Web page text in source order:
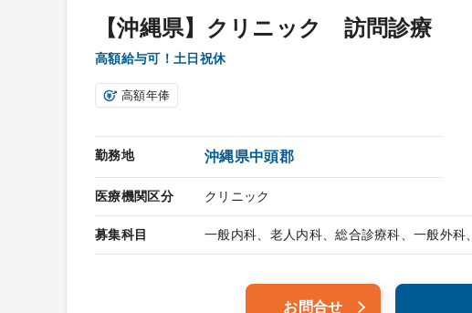
【沖縄県】クリニック 訪問診療
高額給与可！土日祝休
高額年俸
勤務地 沖縄県中頭郡
医療機関区分 クリニック
募集科目 一般内科、老人内科、総合診療科、一般外
お問合せ